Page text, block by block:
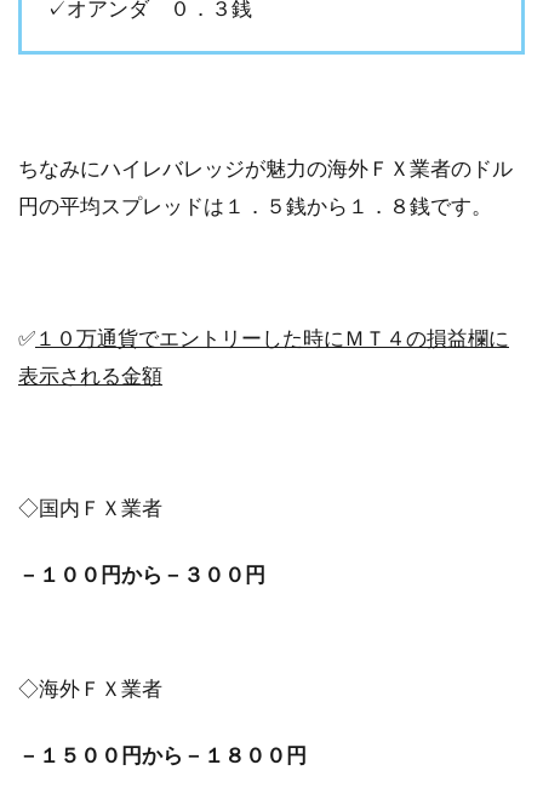
✓オアンダ ０．３銭
ちなみにハイレバレッジが魅力の海外ＦＸ業者のドル
円の平均スプレッドは１．５銭から１．８銭です。
✅１０万通貨でエントリーした時にＭＴ４の損益欄に
表示される金額
◇国内ＦＸ業者
－１００円から－３００円
◇海外ＦＸ業者
－１５００円から－１８００円